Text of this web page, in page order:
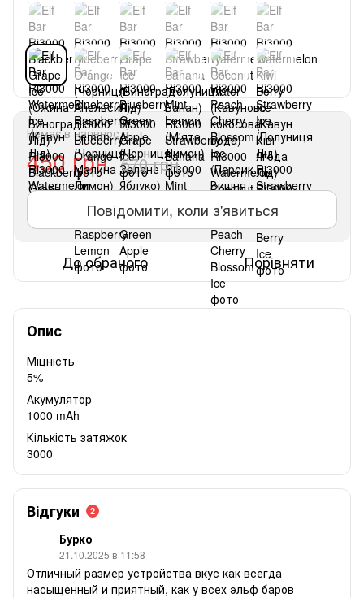
Немає в наявності
450 грн 570 грн
Повідомити, коли з'явиться
До обраного Порівняти
Опис
Міцність
5%
Акумулятор
1000 mAh
Кількість затяжок
3000
Відгуки 2
Бурко
21.10.2025 в 11:58
Отличный размер устройства вкус как всегда
насыщенный и приятный, как у всех эльф баров